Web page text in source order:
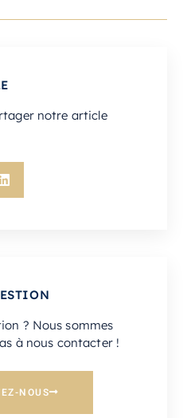
notre article
? Nous sommes
à nous contacter !
NOUS